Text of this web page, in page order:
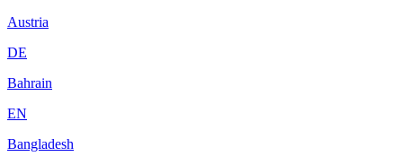
Austria
DE
Bahrain
EN
Bangladesh